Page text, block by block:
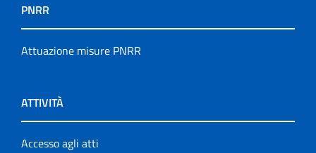
PNRR
Attuazione misure PNRR
ATTIVITÀ
Accesso agli atti